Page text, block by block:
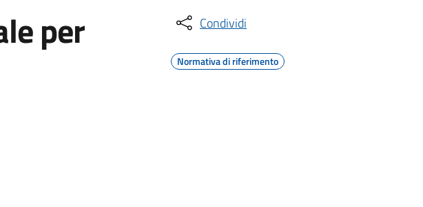
per Condividi
Normativa di riferimento